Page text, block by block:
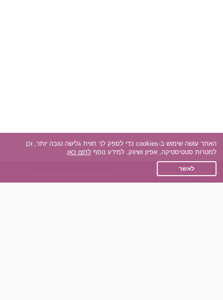
אפליקציית הכרויות
האתר עושה שימוש ב-cookies כדי לספק לך חווית גלישה טובה יותר, וכן
למטרות סטטיסטיקה, אפיון ושיווק. למידע נוסף לחצו כאן.
לאשר